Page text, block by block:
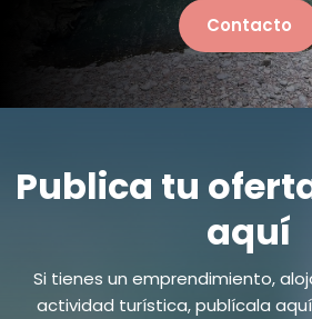
Contacto
Publica tu
aquí
Si tienes un emprendimiento,
actividad turística, publícala